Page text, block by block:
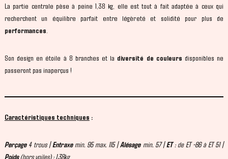
La partie centrale pèse à peine 1,38 kg, elle est tout à fait adaptée à ceux qui
recherchent un équilibre parfait entre légèreté et solidité pour plus de
performances
Son design en étoile à 8 branches et la diversité de couleurs disponibles ne
passeront pas inaperçus !
Caractéristiques techniques :
Perçage4 trous |Entraxemin. 95 max. 115 |Alésagemin. 57 |ET: de ET -86 à ET 51 |
Poids(hors voiles) : 1,38kg